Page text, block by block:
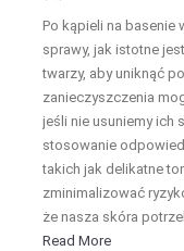
Po kąpieli na basenie
sprawy, jak istotne
twarzy, aby uniknąć
zanieczyszczenia
jeśli nie usuniemy ich
stosowanie
takich jak delikatne
zminimalizować
że nasza skóra
Read More